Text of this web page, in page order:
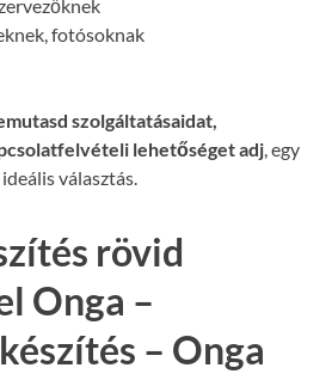
fotósoknak
szolgáltatásaidat,
lehetőséget adj , egy
választás.
rövid
Onga –
– Onga